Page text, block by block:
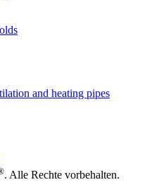
and heating pipes
. Alle Rechte vorbehalten.